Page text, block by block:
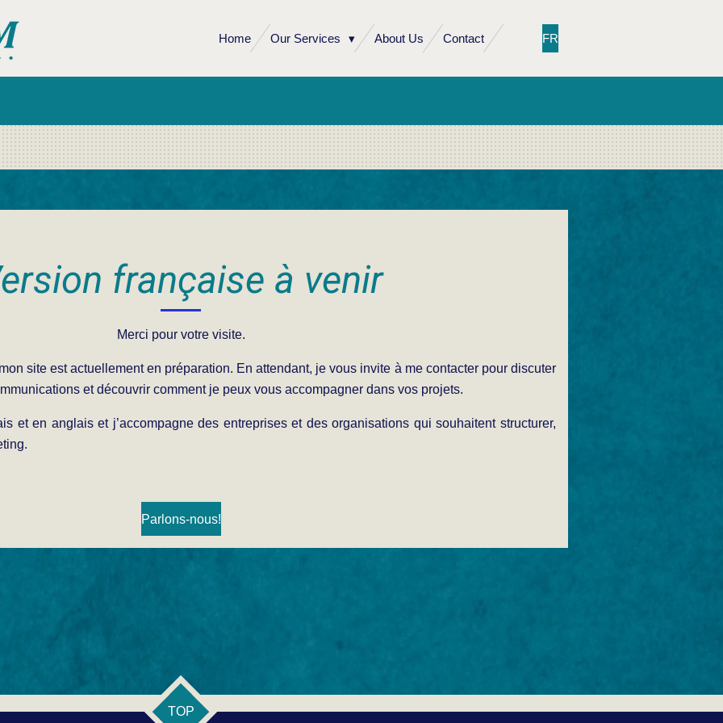
Home Our Services About Us Contact FR
française à venir
Merci pour votre visite.
site est actuellement en préparation. En attendant, je vous invite à me contacter pour discuter
et découvrir comment je peux vous accompagner dans vos projets.
et en anglais et j’accompagne des entreprises et des organisations qui souhaitent structurer,
Parlons-nous!
TOP